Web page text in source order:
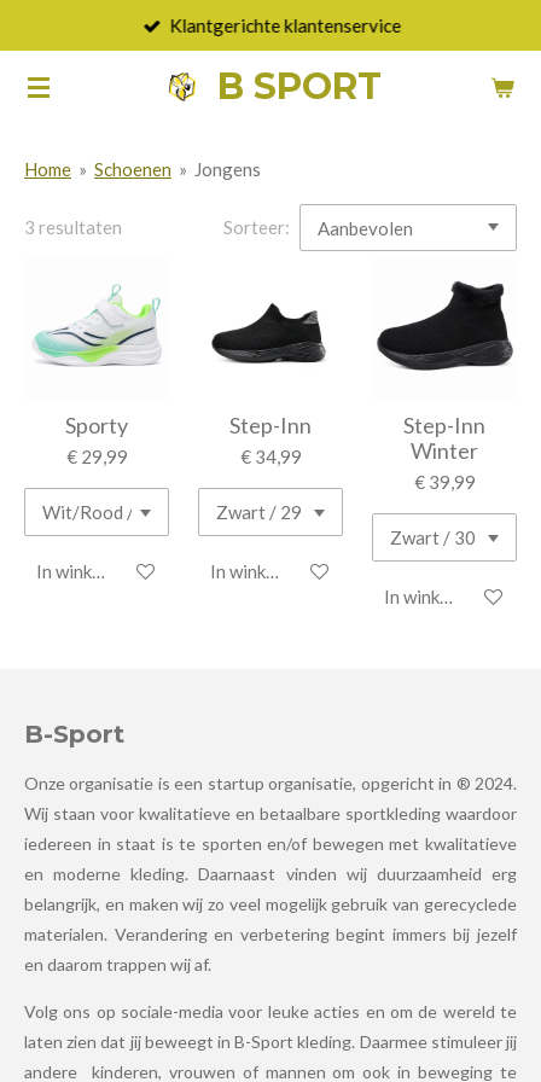
naar
B SPORT
Klantgerichte klantenservice
Home » Schoenen » Jongens
3 resultaten Sorteer:
Sporty
€ 29,99
In winkelwagen
Step-Inn
€ 34,99
In winkelwagen
Step-Inn
Winter
€ 39,99
In winkelwagen
B-Sport
Onze organisatie is een startup organisatie, opgericht in ® 2024.
Wij staan voor kwalitatieve en betaalbare sportkleding waardoor
iedereen in staat is te sporten en/of bewegen met kwalitatieve
en moderne kleding. Daarnaast vinden wij duurzaamheid erg
belangrijk, en maken wij zo veel mogelijk gebruik van gerecyclede
materialen. Verandering en verbetering begint immers bij jezelf
en daarom trappen wij af.
Volg ons op sociale-media voor leuke acties en om de wereld te
laten zien dat jij beweegt in B-Sport kleding. Daarmee stimuleer jij
andere kinderen, vrouwen of mannen om ook in beweging te